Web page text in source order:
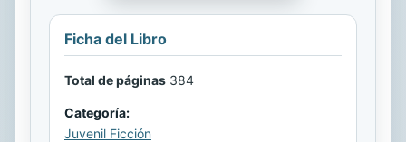
Ficha del Libro
Total de páginas 384
Categoría:
Juvenil Ficción